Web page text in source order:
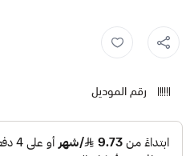
رقم الموديل